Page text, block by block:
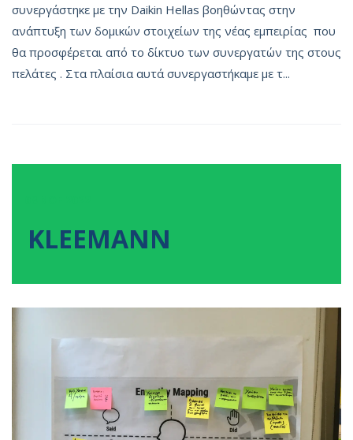
συνεργάστηκε με την Daikin Hellas βοηθώντας στην
ανάπτυξη των δομικών στοιχείων της νέας εμπειρίας που
θα προσφέρεται από το δίκτυο των συνεργατών της στους
πελάτες . Στα πλαίσια αυτά συνεργαστήκαμε με τ...
KLEEMANN